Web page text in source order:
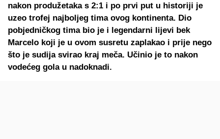
nakon produžetaka s 2:1 i po prvi put u historiji je
uzeo trofej najboljeg tima ovog kontinenta. Dio
pobjedničkog tima bio je i legendarni lijevi bek
Marcelo koji je u ovom susretu zaplakao i prije nego
što je sudija svirao kraj meča. Učinio je to nakon
vodećeg gola u nadoknadi.